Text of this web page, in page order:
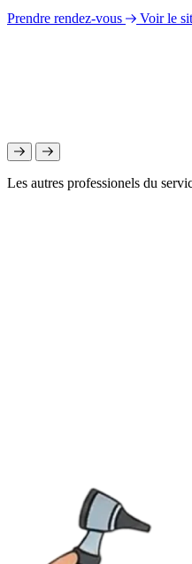
Prendre rendez-vous
Voir le
Les autres professionels du